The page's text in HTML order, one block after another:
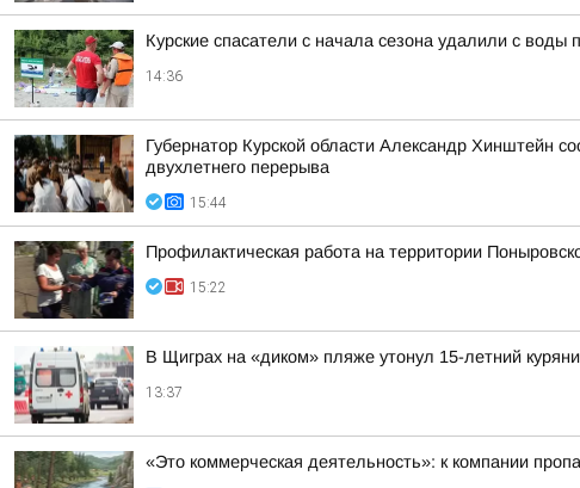
Курские спасатели с начала сезона удалили с воды
14:36
Губернатор Курской области Александр Хинштейн
двухлетнего перерыва
15:44
Профилактическая работа на территории
15:22
В Щиграх на «диком» пляже утонул 15-летний
13:37
«Это коммерческая деятельность»: к компании